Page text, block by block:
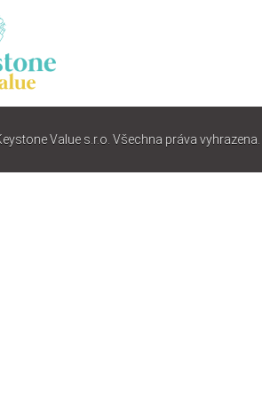
Value s.r.o. Všechna práva vyhrazena.